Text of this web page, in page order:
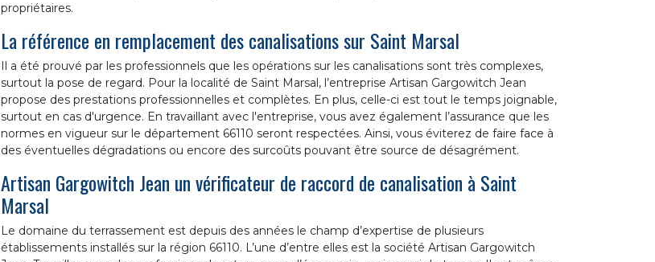
propriétaires.
La référence en remplacement des canalisations sur Saint Marsal
Il a été prouvé par les professionnels que les opérations sur les canalisations sont très complexes,
surtout la pose de regard. Pour la localité de Saint Marsal, l’entreprise Artisan Gargowitch Jean
propose des prestations professionnelles et complètes. En plus, celle-ci est tout le temps joignable,
surtout en cas d'urgence. En travaillant avec l'entreprise, vous avez également l’assurance que les
normes en vigueur sur le département 66110 seront respectées. Ainsi, vous éviterez de faire face à
des éventuelles dégradations ou encore des surcoûts pouvant être source de désagrément.
Artisan Gargowitch Jean un vérificateur de raccord de canalisation à Saint
Marsal
Le domaine du terrassement est depuis des années le champ d’expertise de plusieurs
établissements installés sur la région 66110. L’une d’entre elles est la société Artisan Gargowitch